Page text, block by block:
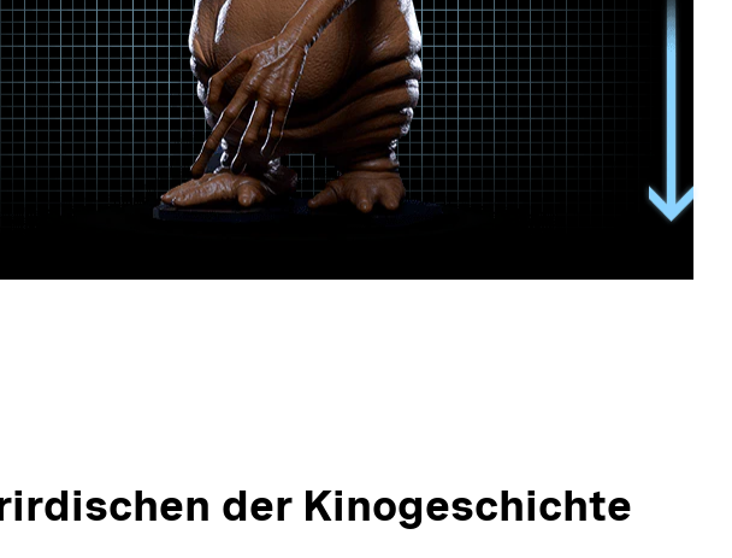
der Kinogeschichte